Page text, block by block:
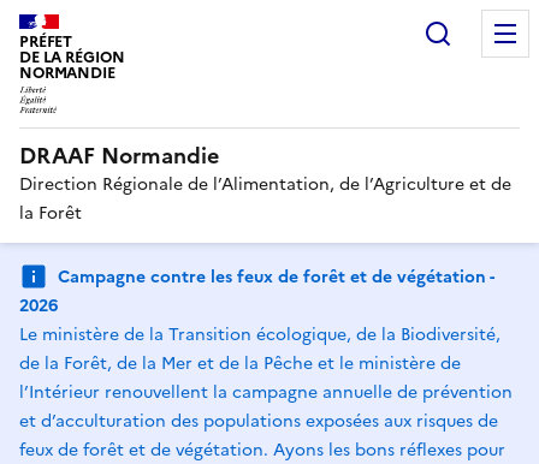
PRÉFET
DE LA RÉGION
NORMANDIE
DRAAF Normandie
Direction Régionale de l’Alimentation, de l’Agriculture et de
la Forêt
Campagne contre les feux de forêt et de végétation -
2026
Le ministère de la Transition écologique, de la Biodiversité,
de la Forêt, de la Mer et de la Pêche et le ministère de
l’Intérieur renouvellent la campagne annuelle de prévention
et d’acculturation des populations exposées aux risques de
feux de forêt et de végétation. Ayons les bons réflexes pour